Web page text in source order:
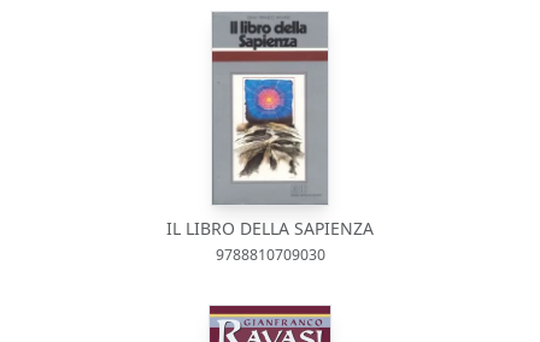
IL LIBRO DELLA SAPIENZA
9788810709030